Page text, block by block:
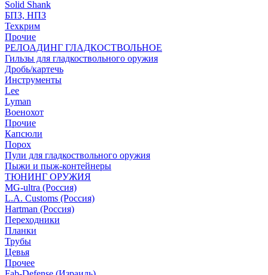
Solid Shank
БПЗ, НПЗ
Техкрим
Прочие
РЕЛОАДИНГ ГЛАДКОСТВОЛЬНОЕ
Гильзы для гладкоствольного оружия
Дробь/картечь
Инструменты
Lee
Lyman
Военохот
Прочие
Капсюли
Порох
Пули для гладкоствольного оружия
Пыжи и пыж-контейнеры
ТЮНИНГ ОРУЖИЯ
MG-ultra (Россия)
L.A. Customs (Россия)
Hartman (Россия)
Переходники
Планки
Трубы
Цевья
Прочее